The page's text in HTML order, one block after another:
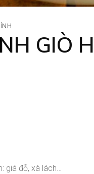
GIÒ
giá đỗ, xà lách…